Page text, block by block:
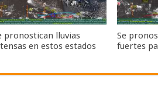
pronostican lluvias
en estos estados
Se
fuertes